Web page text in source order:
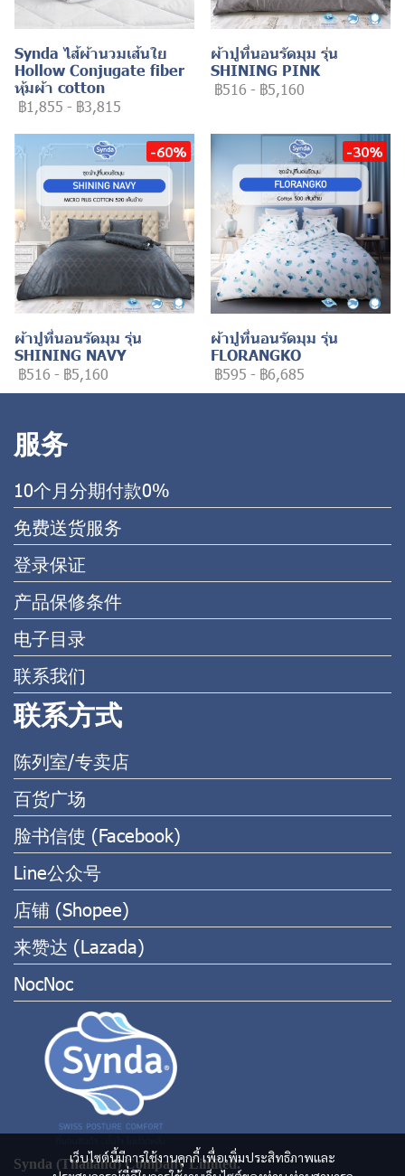
Synda ไส้ผ้านวมเส้นใย
Hollow Conjugate fiber
หุ้มผ้า cotton
฿1,855 - ฿3,815
ผ้าปูที่นอนรัดมุม รุ่น
SHINING PINK
฿516 - ฿5,160
-60%
ผ้าปูที่นอนรัดมุม รุ่น
SHINING NAVY
฿516 - ฿5,160
-30%
ผ้าปูที่นอนรัดมุม รุ่น
FLORANGKO
฿595 - ฿6,685
เว็บไซต์นี้มีการใช้งานคุกกี้ เพื่อเพิ่มประสิทธิภาพและ
服务
10个月分期付款0%
免费送货服务
登录保证
产品保修条件
电子目录
联系我们
联系方式
陈列室/专卖店
百货广场
脸书信使 (Facebook)
Line公众号
店铺 (Shopee)
来赞达 (Lazada)
NocNoc
Synda (Thailand) Company Limited.